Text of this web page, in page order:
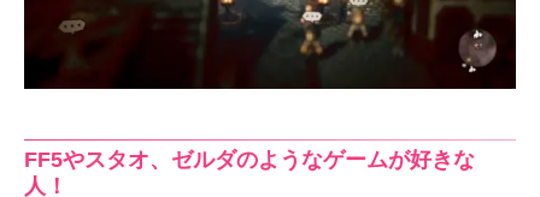
FF5やスタオ、ゼルダのようなゲームが好きな
人！